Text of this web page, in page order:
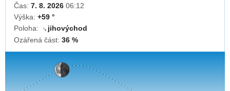
Čas: 7. 8. 2026 06:12
Výška: +59 °
Poloha: ↓jihovýchod
Ozářená část: 36 %